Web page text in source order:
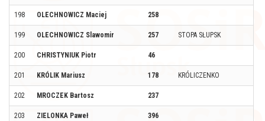
198 OLECHNOWICZ Maciej 258
199 OLECHNOWICZ Slawomir 257 STOPA SŁUPSK
200 CHRISTYNIUK Piotr 46
201 KRÓLIK Mariusz 178 KRÓLICZENKO
202 MROCZEK Bartosz 237
203 ZIELONKA Paweł 396